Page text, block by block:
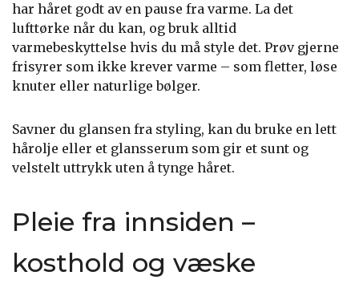
har håret godt av en pause fra varme. La det
lufttørke når du kan, og bruk alltid
varmebeskyttelse hvis du må style det. Prøv gjerne
frisyrer som ikke krever varme – som fletter, løse
knuter eller naturlige bølger.
Savner du glansen fra styling, kan du bruke en lett
hårolje eller et glansserum som gir et sunt og
velstelt uttrykk uten å tynge håret.
Pleie fra innsiden –
kosthold og væske